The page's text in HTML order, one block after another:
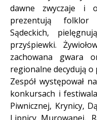
dawne zwyczaje i
prezentują folklor
Sądeckich,
przyśpiewki.
zachowana gwara
regionalne decydują o
Zespół występował
konkursach i
Piwnicznej, Krynicy,